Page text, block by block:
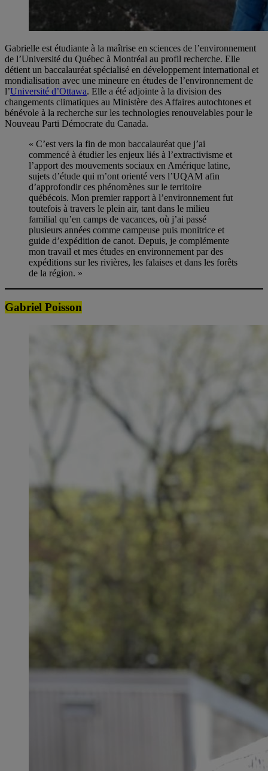
Gabrielle est étudiante à la maîtrise en sciences de l’environnement
de l’Université du Québec à Montréal au profil recherche. Elle
détient un baccalauréat spécialisé en développement international et
mondialisation avec une mineure en études de l’environnement de
l’Université d’Ottawa. Elle a été adjointe à la division des
changements climatiques au Ministère des Affaires autochtones et
bénévole à la recherche sur les technologies renouvelables pour le
Nouveau Parti Démocrate du Canada.
« C’est vers la fin de mon baccalauréat que j’ai
commencé à étudier les enjeux liés à l’extractivisme et
l’apport des mouvements sociaux en Amérique latine,
sujets d’étude qui m’ont orienté vers l’UQAM afin
d’approfondir ces phénomènes sur le territoire
québécois. Mon premier rapport à l’environnement fut
toutefois à travers le plein air, tant dans le milieu
familial qu’en camps de vacances, où j’ai passé
plusieurs années comme campeuse puis monitrice et
guide d’expédition de canot. Depuis, je complémente
mon travail et mes études en environnement par des
expéditions sur les rivières, les falaises et dans les forêts
de la région. »
Gabriel Poisson